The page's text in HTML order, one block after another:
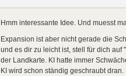
Hmm interessante Idee. Und muesst
Expansion ist aber nicht gerade die
und es dir zu leicht ist, stell für dich
der Landkarte. KI hatte immer
KI wird schon ständig geschraubt dran.